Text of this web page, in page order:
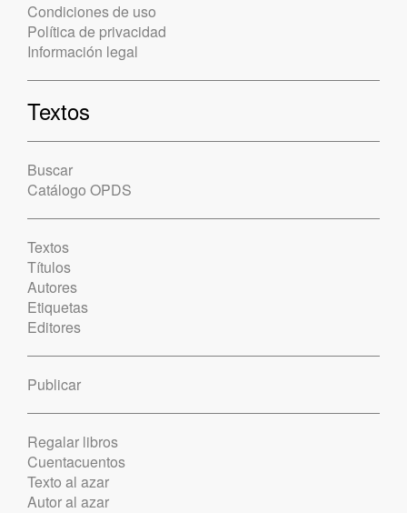
Condiciones de uso
Política de privacidad
Información legal
Textos
Buscar
Catálogo OPDS
Textos
Títulos
Autores
Etiquetas
Editores
Publicar
Regalar libros
Cuentacuentos
Texto al azar
Autor al azar